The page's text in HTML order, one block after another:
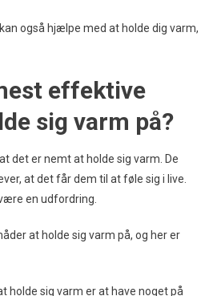
også hjælpe med at holde dig varm,
effektive
sig varm på?
det er nemt at holde sig varm. De
at det får dem til at føle sig i live.
en udfordring.
at holde sig varm på, og her er
holde sig varm er at have noget på